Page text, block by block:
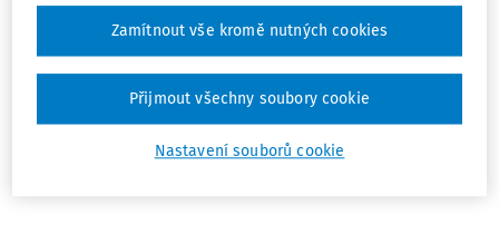
Oblíbené Tisknout
Sdílet
Poznámka
Nastavení souborů cookie
Zamítnout vše kromě nutných cookies
Přijmout všechny soubory cookie